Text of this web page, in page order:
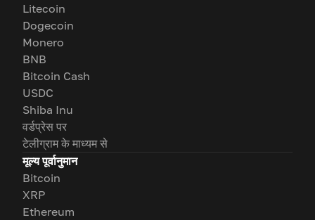
Litecoin
Dogecoin
Monero
BNB
Bitcoin Cash
USDC
Shiba Inu
वर्डप्रेस पर
टेलीग्राम के माध्यम से
मूल्य पूर्वानुमान
Bitcoin
XRP
Ethereum